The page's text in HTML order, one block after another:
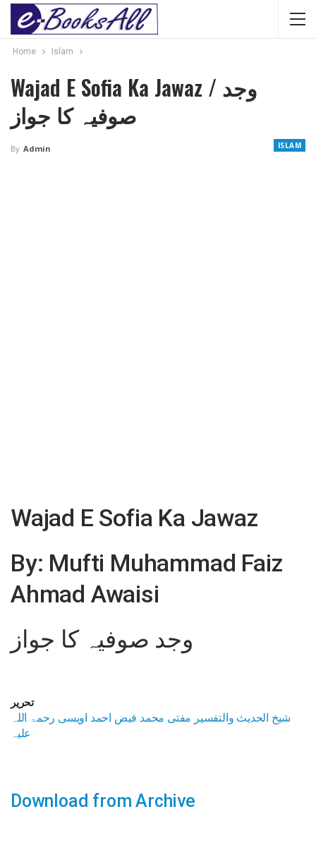
Home Islam
Wajad E Sofia Ka Jawaz / وجد
صوفیہ کا جواز
ISLAM
By Admin
Wajad E Sofia Ka Jawaz
By: Mufti Muhammad Faiz
Ahmad Awaisi
وجد صوفیہ کا جواز
تحریر
شیخ الحدیث والتفسیر مفتی محمد فیض احمد اویسی رحمۃ اللہ
علیہ
Download from Archive